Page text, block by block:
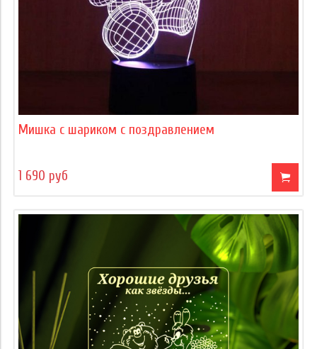
Мишка с шариком с поздравлением
1 690 руб